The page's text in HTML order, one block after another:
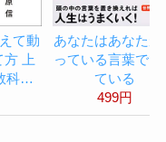
て動
方 上
科…
あなたはあなたが
っている言葉でで
ている
499円